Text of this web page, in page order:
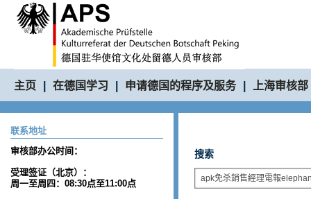
主页 在德国学习 申请德国的程序及服务 上海审核部
联系地址
审核部办公时间：
受理签证（北京）：
周一至周四：08:30点至11:00点
搜索